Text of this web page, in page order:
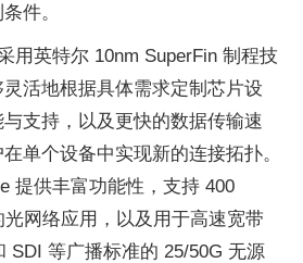
件。
用英特尔 10nm SuperFin 制程技
活地根据具体需求定制芯片设
支持，以及更快的数据传输速
单个设备中实现新的连接拓扑。
提供丰富功能性，支持 400
网络应用，以及用于高速宽带
SDI 等广播标准的 25/50G 无源